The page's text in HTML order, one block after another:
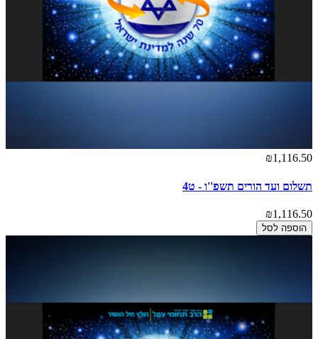
₪1,116.50
תשלום ועד הורים תשפ''ו - ט4
₪1,116.50
הוספה לסל